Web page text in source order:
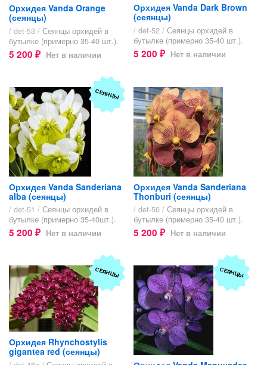
Орхидея Vanda Orange
(сеянцы)
/ det-53 / Сеянцы орхидей в
бутылке (примерно 35-40 шт.).
5 200 ₽ Нет в наличии
Орхидея Vanda Dark Brown
(сеянцы)
/ det-52 / Сеянцы орхидей в
бутылке (примерно 35-40 шт.).
5 200 ₽ Нет в наличии
СЕЯНЦЫ
Орхидея Vanda Sanderiana
alba (сеянцы)
/ det-51 / Сеянцы орхидей в
бутылке (примерно 35-40шт.).
5 200 ₽ Нет в наличии
Орхидея Vanda Sanderiana
Thonburi (сеянцы)
/ det-50 / Сеянцы орхидей в
бутылке (примерно 35-40 шт.).
5 200 ₽ Нет в наличии
СЕЯНЦЫ
Орхидея Rhynchostylis
gigantea red (сеянцы)
СЕЯНЦЫ